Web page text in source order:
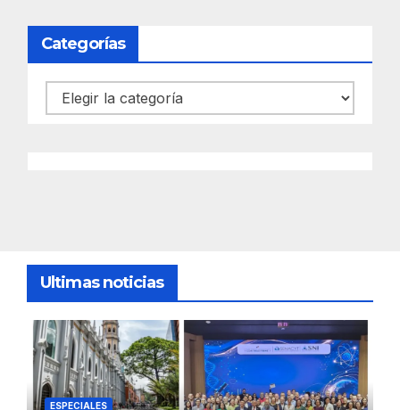
Categorías
Categorías
Ultimas noticias
ESPECIALES